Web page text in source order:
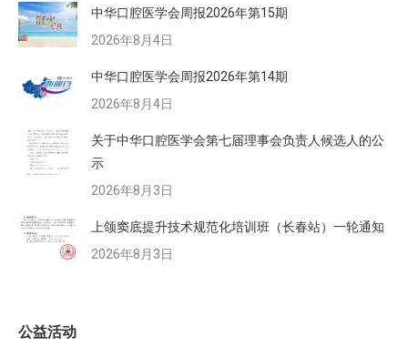
中华口腔医学会周报2026年第15期
2026年8月4日
中华口腔医学会周报2026年第14期
2026年8月4日
关于中华口腔医学会第七届理事会负责人候选人的公
示
2026年8月3日
上颌窦底提升技术规范化培训班（长春站）一轮通知
2026年8月3日
公益活动